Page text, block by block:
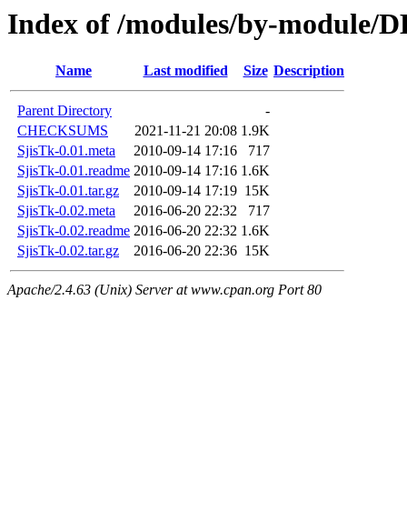
Index of /modules/by-module/
Name Last modified Size Description
Parent Directory
-
CHECKSUMS
2021-11-21 20:08 1.9K
SjisTk-0.01.meta
2010-09-14 17:16
717
SjisTk-0.01.readme 2010-09-14 17:16 1.6K
SjisTk-0.01.tar.gz
2010-09-14 17:19 15K
SjisTk-0.02.meta
2016-06-20 22:32
717
SjisTk-0.02.readme 2016-06-20 22:32 1.6K
SjisTk-0.02.tar.gz
2016-06-20 22:36 15K
Apache/2.4.63 (Unix) Server at www.cpan.org Port 80